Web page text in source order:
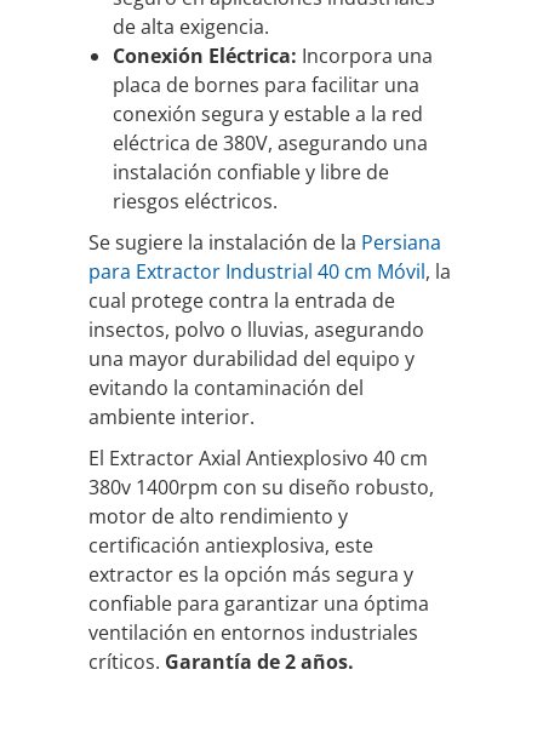
de alta exigencia.
Conexión Eléctrica: Incorpora una
placa de bornes para facilitar una
conexión segura y estable a la red
eléctrica de 380V, asegurando una
instalación confiable y libre de
riesgos eléctricos.
Se sugiere la instalación de la Persiana
para Extractor Industrial 40 cm Móvil, la
cual protege contra la entrada de
insectos, polvo o lluvias, asegurando
una mayor durabilidad del equipo y
evitando la contaminación del
ambiente interior.
El Extractor Axial Antiexplosivo 40 cm
380v 1400rpm con su diseño robusto,
motor de alto rendimiento y
certificación antiexplosiva, este
extractor es la opción más segura y
confiable para garantizar una óptima
ventilación en entornos industriales
críticos. Garantía de 2 años.